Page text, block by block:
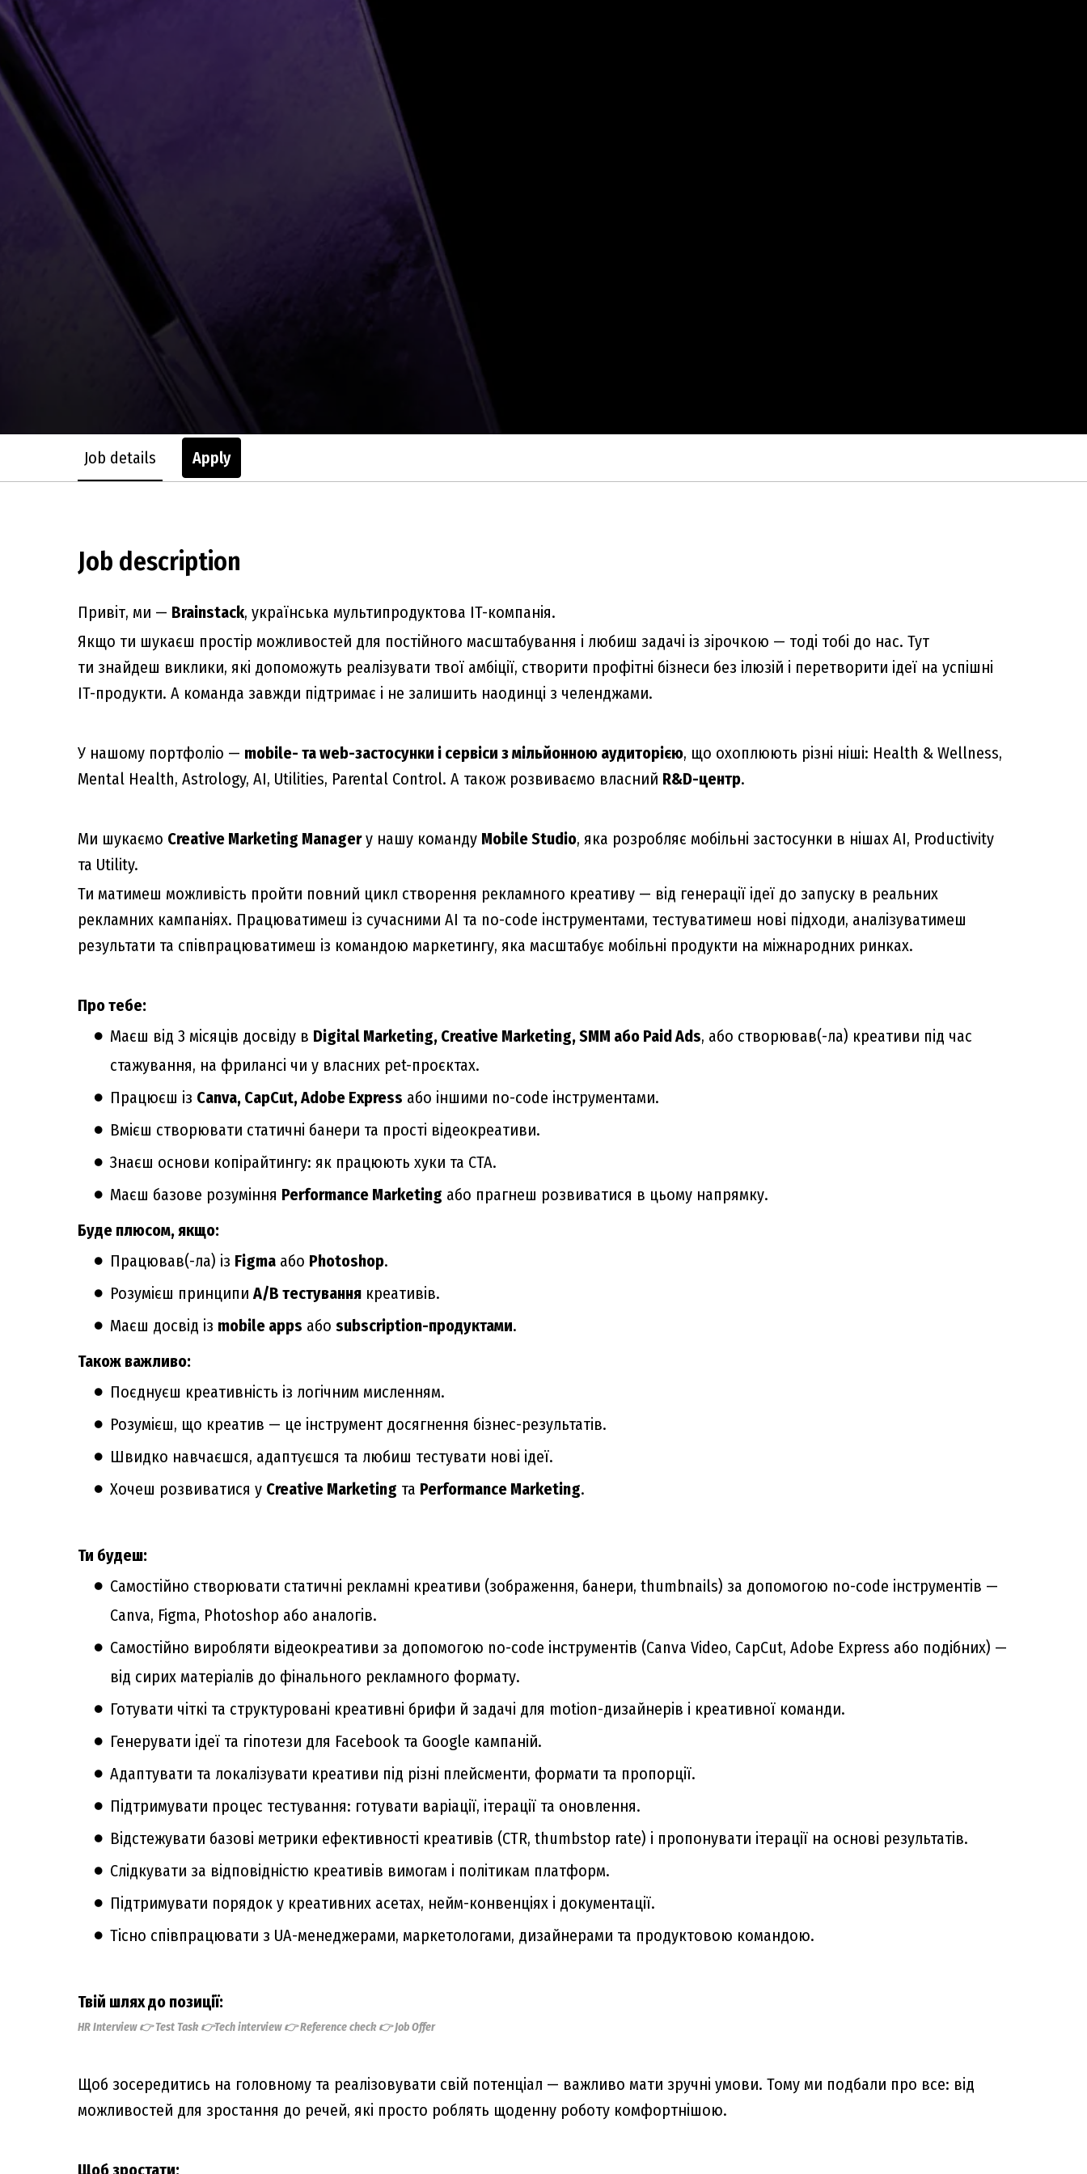
Job details Apply
Job description
Привіт, ми — Brainstack, українська мультипродуктова IT-компанія.
Якщо ти шукаєш простір можливостей для постійного масштабування і любиш задачі із зірочкою — тоді тобі до нас. Тут
ти знайдеш виклики, які допоможуть реалізувати твої амбіції, створити профітні бізнеси без ілюзій і перетворити ідеї на успішні
IT-продукти. А команда завжди підтримає і не залишить наодинці з челенджами.
У нашому портфоліо — mobile- та web-застосунки і сервіси з мільйонною аудиторією, що охоплюють різні ніші: Health & Wellness,
Mental Health, Astrology, AI, Utilities, Parental Control. А також розвиваємо власний R&D-центр.
Ми шукаємо Creative Marketing Managerу нашу команду Mobile Studio, яка розробляє мобільні застосунки в нішах AI, Productivity
та Utility.
Ти матимеш можливість пройти повний цикл створення рекламного креативу — від генерації ідеї до запуску в реальних
рекламних кампаніях. Працюватимеш із сучасними AI та no-code інструментами, тестуватимеш нові підходи, аналізуватимеш
результати та співпрацюватимеш із командою маркетингу, яка масштабує мобільні продукти на міжнародних ринках.
Про тебе:
Маєш від 3 місяців досвіду в Digital Marketing, Creative Marketing, SMM або Paid Ads, або створював(-ла) креативи під час
стажування, на фрилансі чи у власних pet-проєктах.
Працюєш із Canva, CapCut, Adobe Express або іншими no-code інструментами.
Вмієш створювати статичні банери та прості відеокреативи.
Знаєш основи копірайтингу: як працюють хуки та CTA.
Маєш базове розуміння Performance Marketing або прагнеш розвиватися в цьому напрямку.
Буде плюсом, якщо:
Працював(-ла) із Figma або Photoshop.
Розумієш принципи A/B тестування креативів.
Маєш досвід із mobile apps або subscription-продуктами.
Також важливо:
Поєднуєш креативність із логічним мисленням.
Розумієш, що креатив — це інструмент досягнення бізнес-результатів.
Швидко навчаєшся, адаптуєшся та любиш тестувати нові ідеї.
Хочеш розвиватися у Creative Marketing та Performance Marketing.
Ти будеш:
Самостійно створювати статичні рекламні креативи (зображення, банери, thumbnails) за допомогою no-code інструментів —
Canva, Figma, Photoshop або аналогів.
Самостійно виробляти відеокреативи за допомогою no-code інструментів (Canva Video, CapCut, Adobe Express або подібних) —
від сирих матеріалів до фінального рекламного формату.
Готувати чіткі та структуровані креативні брифи й задачі для motion-дизайнерів і креативної команди.
Генерувати ідеї та гіпотези для Facebook та Google кампаній.
Адаптувати та локалізувати креативи під різні плейсменти, формати та пропорції.
Підтримувати процес тестування: готувати варіації, ітерації та оновлення.
Відстежувати базові метрики ефективності креативів (CTR, thumbstop rate) і пропонувати ітерації на основі результатів.
Слідкувати за відповідністю креативів вимогам і політикам платформ.
Підтримувати порядок у креативних асетах, нейм-конвенціях і документації.
Тісно співпрацювати з UA-менеджерами, маркетологами, дизайнерами та продуктовою командою.
Твій шлях до позиції:
HR Interview 👉 Test Task 👉Tech interview 👉 Reference check 👉 Job Offer
Щоб зосередитись на головному та реалізовувати свій потенціал — важливо мати зручні умови. Тому ми подбали про все: від
можливостей для зростання до речей, які просто роблять щоденну роботу комфортнішою.
Щоб зростати: